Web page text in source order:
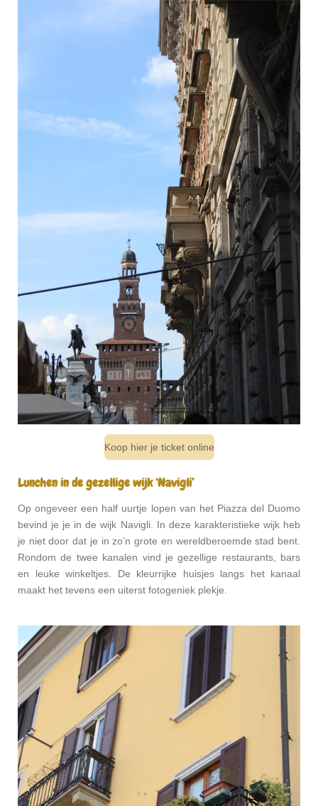
Koop hier je ticket online
Lunchen in de gezellige wijk ‘Navigli’
Op ongeveer een half uurtje lopen van het Piazza del Duomo
bevind je je in de wijk Navigli. In deze karakteristieke wijk heb
je niet door dat je in zo’n grote en wereldberoemde stad bent.
Rondom de twee kanalen vind je gezellige restaurants, bars
en leuke winkeltjes. De kleurrijke huisjes langs het kanaal
maakt het tevens een uiterst fotogeniek plekje.